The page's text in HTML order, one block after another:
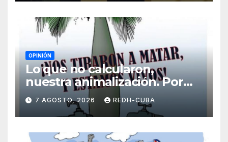
OPINIÓN
Lo que no calcularon,
nuestra animalización. Por
Laidi Fernández de Juan
7 AGOSTO, 2026 REDH-CUBA